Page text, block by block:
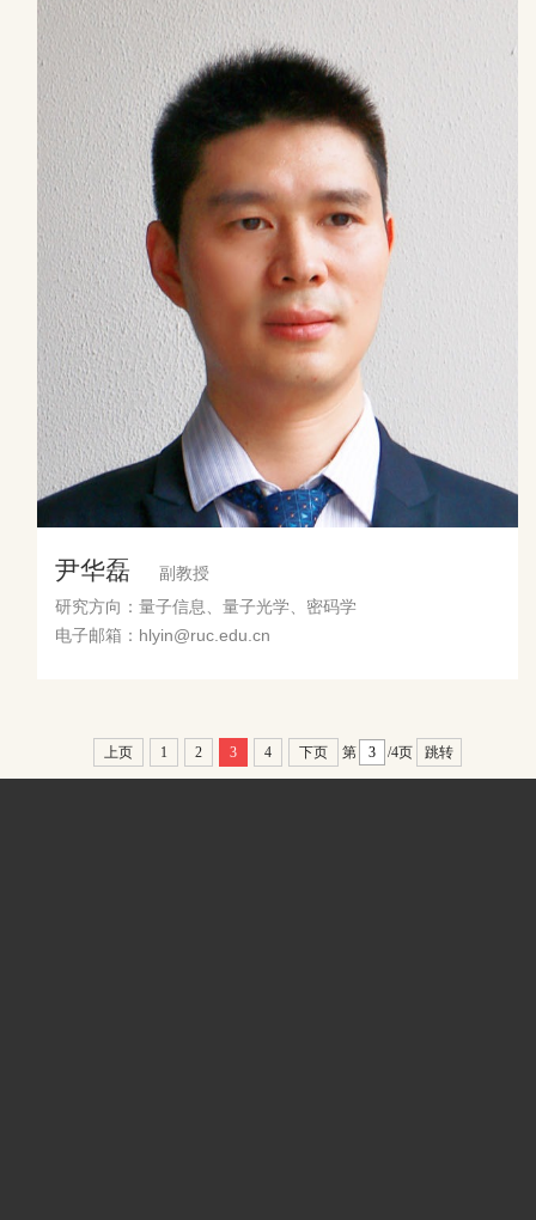
尹华磊
副教授
研究方向：量子信息、量子光学、密码学
电子邮箱：hlyin@ruc.edu.cn
上页 1 2 3 4 下页 第 /4页 跳转